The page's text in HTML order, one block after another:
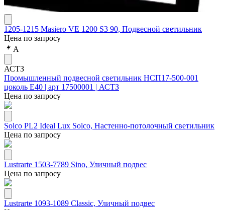
1205-1215 Masiero VE 1200 S3 90, Подвесной светильник
Цена по запросу
А
АСТЗ
Промышленный подвесной светильник НСП17-500-001
цоколь Е40 | арт 17500001 | АСТЗ
Цена по запросу
Solco PL2 Ideal Lux Solco, Настенно-потолочный светильник
Цена по запросу
Lustrarte 1503-7789 Sino, Уличный подвес
Цена по запросу
Lustrarte 1093-1089 Classic, Уличный подвес